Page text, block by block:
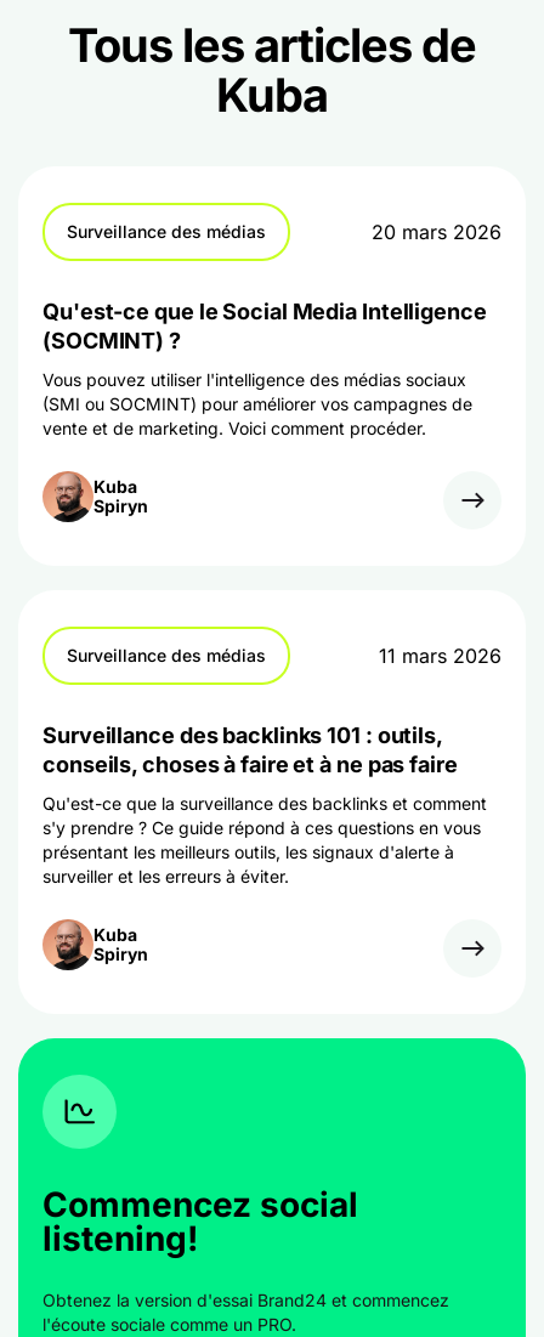
Tous les articles de
Kuba
Surveillance des médias 20 mars 2026
Qu'est-ce que le Social Media Intelligence
(SOCMINT) ?
Vous pouvez utiliser l'intelligence des médias sociaux
(SMI ou SOCMINT) pour améliorer vos campagnes de
vente et de marketing. Voici comment procéder.
Kuba
Spiryn
Surveillance des médias 11 mars 2026
Surveillance des backlinks 101 : outils,
conseils, choses à faire et à ne pas faire
Qu'est-ce que la surveillance des backlinks et comment
s'y prendre ? Ce guide répond à ces questions en vous
présentant les meilleurs outils, les signaux d'alerte à
surveiller et les erreurs à éviter.
Kuba
Spiryn
Commencez social
listening!
Obtenez la version d'essai Brand24 et commencez
l'écoute sociale comme un PRO.